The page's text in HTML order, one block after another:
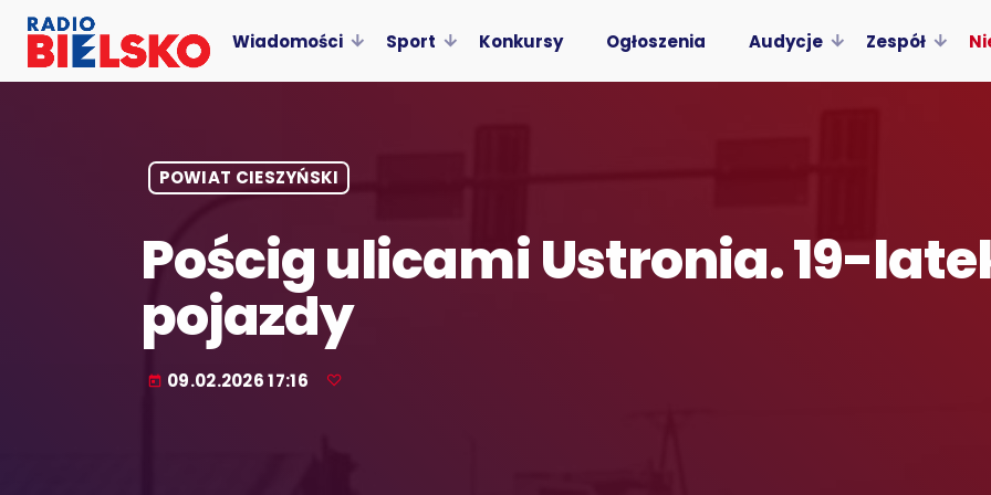
Wiadomości Sport Konkursy Ogłoszenia Audycje Zespół
POWIAT CIESZYŃSKI
Pościg ulicami Ustronia. 19-
pojazdy
today 09.02.2026 17:16